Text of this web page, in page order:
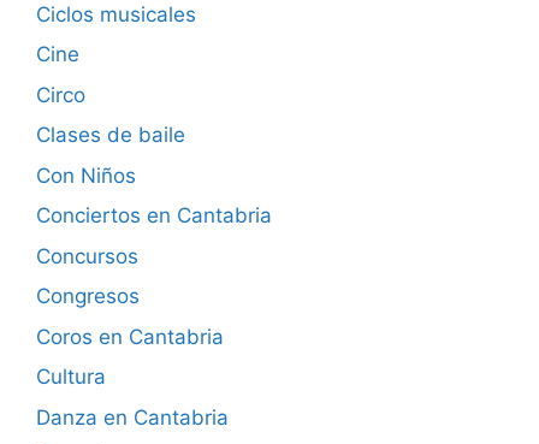
Ciclos musicales
Cine
Circo
Clases de baile
Con Niños
Conciertos en Cantabria
Concursos
Congresos
Coros en Cantabria
Cultura
Danza en Cantabria